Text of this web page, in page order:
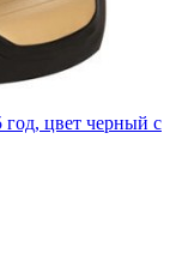
цвет черный с